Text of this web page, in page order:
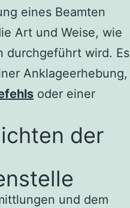
eines Beamten
Art und Weise, wie
durchgeführt wird. Es
Anklageerhebung,
oder einer
der
und dem